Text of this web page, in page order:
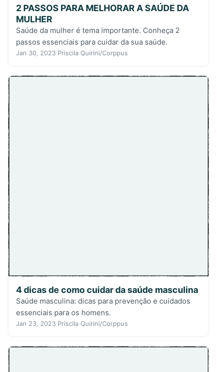
2 PASSOS PARA MELHORAR A SAÚDE DA
MULHER
Saúde da mulher é tema importante. Conheça 2
passos essenciais para cuidar da sua saúde.
Jan 30, 2023 Priscila Quirini/Corppus
4 dicas de como cuidar da saúde masculina
Saúde masculina: dicas para prevenção e cuidados
essenciais para os homens.
Jan 23, 2023 Priscila Quirini/Corppus